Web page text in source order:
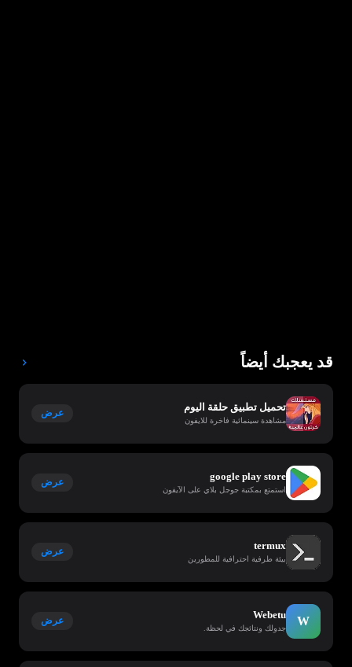
قد يعجبك أيضاً
تحميل تطبيق حلقة اليوم
مشاهدة سينمائية فاخرة للايفون
عرض
google play store
استمتع بمكتبة جوجل بلاي على الآيفون
عرض
termux
بيئة طرفية احترافية للمطورين
عرض
W
Webetu
جدولك ونتائجك في لحظة.
عرض